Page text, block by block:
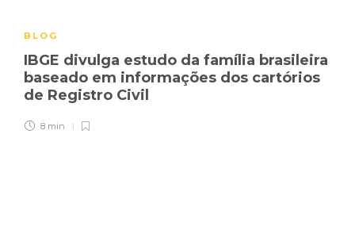
BLOG
IBGE divulga estudo da família brasileira
baseado em informações dos cartórios
de Registro Civil
8 min